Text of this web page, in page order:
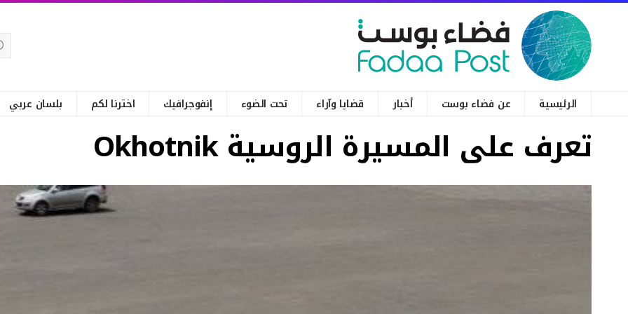
الرئيسية عن فضاء بوست أخبار قضايا وآراء تحت الضوء إنفوجرافيك اخترنا لكم بلسان عربي
تعرف على المسيرة الروسية Okhotnik